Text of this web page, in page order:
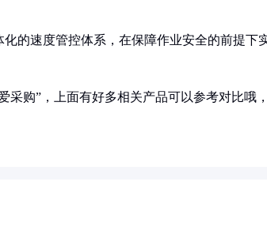
的速度管控体系，在保障作业安全的前提下
采购”，上面有好多相关产品可以参考对比哦